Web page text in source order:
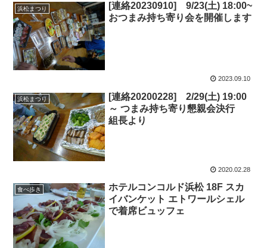
浜松まつり
[連絡20230910] 9/23(土) 18:00~
おつまみ持ち寄り会を開催します
2023.09.10
浜松まつり
[連絡20200228] 2/29(土) 19:00
～ つまみ持ち寄り懇親会決行
組長より
2020.02.28
食べ歩き
ホテルコンコルド浜松 18F スカ
イバンケット エトワールシェル
で着席ビュッフェ